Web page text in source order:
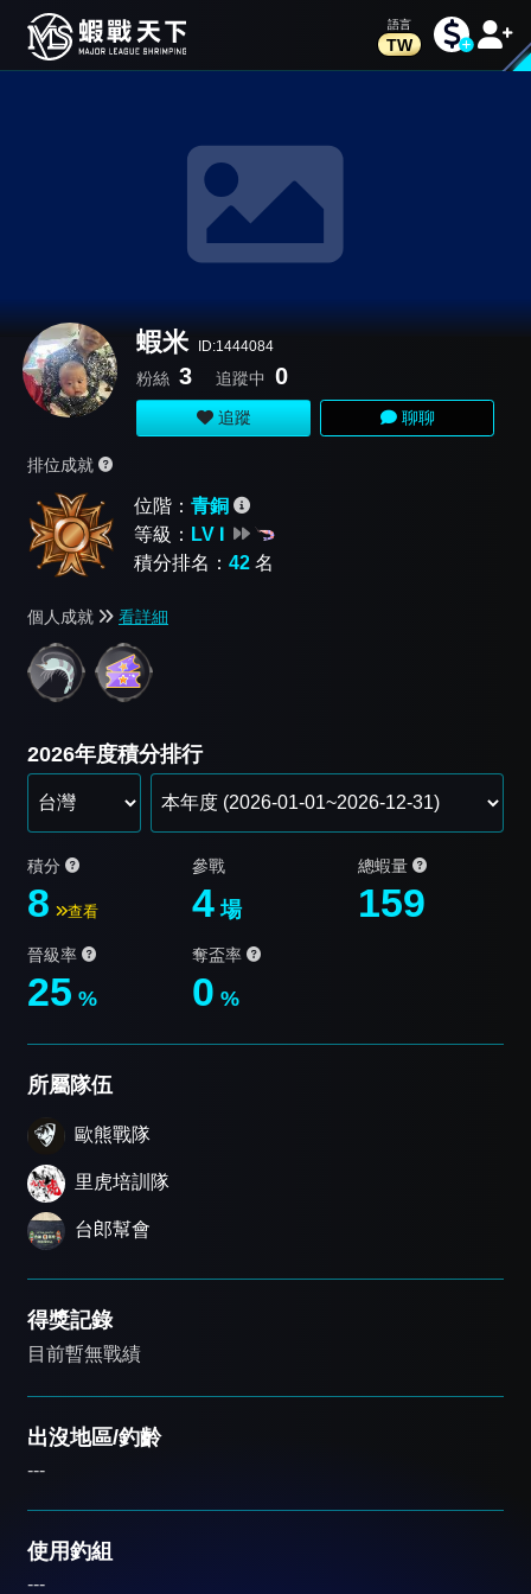
TW
蝦米 ID:1444084
粉絲 3 追蹤中 0
追蹤 聊聊
排位成就
位階： 青銅
等級： LV Ⅰ
積分排名： 42 名
個人成就 看詳細
2026年度積分排行
積分
8 查看
參戰
4場
總蝦量
159
晉級率
25%
奪盃率
0 %
所屬隊伍
歐熊戰隊
里虎培訓隊
台郎幫會
得獎記錄
目前暫無戰績
出沒地區/釣齡
---
使用釣組
---